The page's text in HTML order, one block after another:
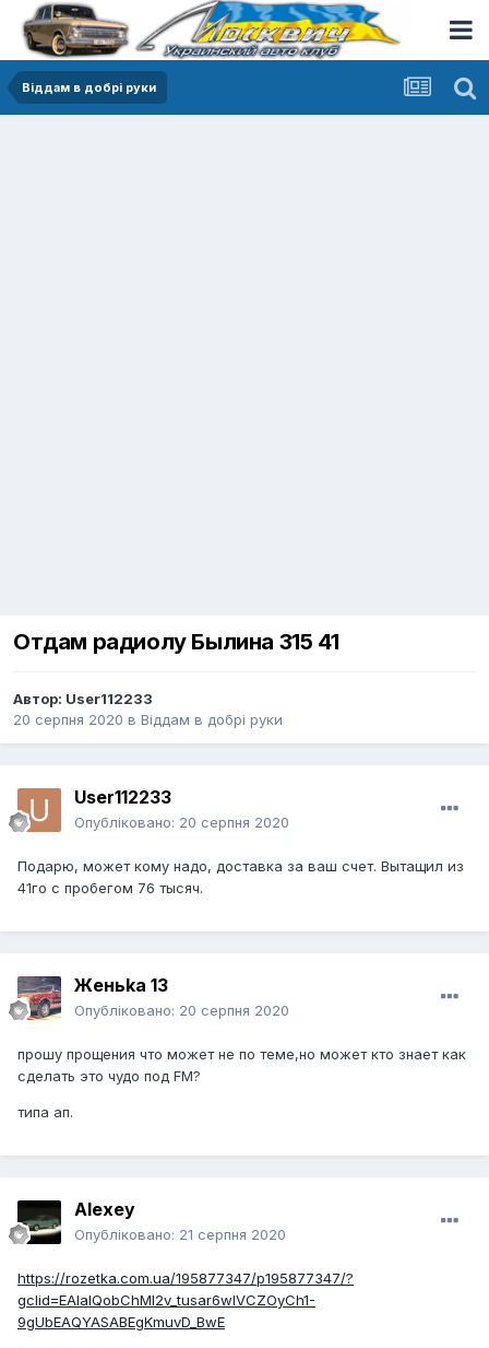
Віддам в добрі руки
Отдам радиолу Былина 315 41
Автор: User112233
20 серпня 2020 в Віддам в добрі руки
User112233
Опубліковано: 20 серпня 2020
Подарю, может кому надо, доставка за ваш счет. Вытащил из
41го с пробегом 76 тысяч.
Женьka 13
Опубліковано: 20 серпня 2020
прошу прощения что может не по теме,но может кто знает как
сделать это чудо под FM?
типа ап.
Alexey
Опубліковано: 21 серпня 2020
https://rozetka.com.ua/195877347/p195877347/?
gclid=EAIaIQobChMI2v_tusar6wIVCZOyCh1-
9gUbEAQYASABEgKmuvD_BwE